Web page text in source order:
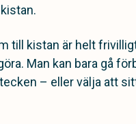
till kistan är helt
Man kan bara gå
– eller välja att